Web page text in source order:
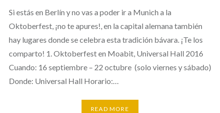
Si estás en Berlín y no vas a poder ir a Munich a la
Oktoberfest, ¡no te apures!, en la capital alemana también
hay lugares donde se celebra esta tradición bávara. ¡Te los
comparto! 1. Oktoberfest en Moabit, Universal Hall 2016
Cuando: 16 septiembre – 22 octubre (solo viernes y sábado)
Donde: Universal Hall Horario:…
READ MORE